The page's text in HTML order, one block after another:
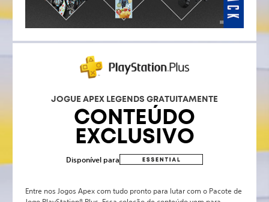
JOGUE APEX LEGENDS GRATUITAMENTE
CONTEÚDO
EXCLUSIVO
Disponível para
Entre nos Jogos Apex com tudo pronto para lutar com o Pacote de